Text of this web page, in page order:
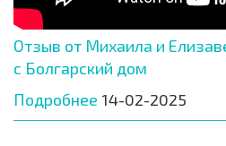
Отзыв от Михаила и
с Болгарский дом
Подробнее 14-02-2025